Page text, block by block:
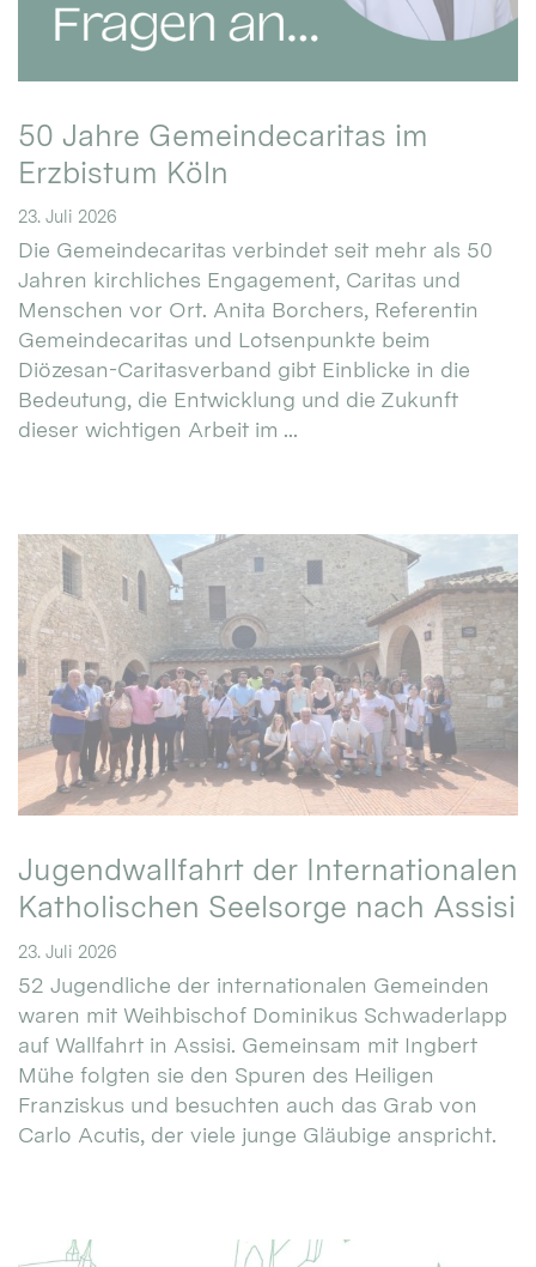
50 Jahre Gemeindecaritas im
Erzbistum Köln
23. Juli 2026
Die Gemeindecaritas verbindet seit mehr als 50
Jahren kirchliches Engagement, Caritas und
Menschen vor Ort. Anita Borchers, Referentin
Gemeindecaritas und Lotsenpunkte beim
Diözesan-Caritasverband gibt Einblicke in die
Bedeutung, die Entwicklung und die Zukunft
dieser wichtigen Arbeit im ...
Jugendwallfahrt der Internationalen
Katholischen Seelsorge nach Assisi
23. Juli 2026
52 Jugendliche der internationalen Gemeinden
waren mit Weihbischof Dominikus Schwaderlapp
auf Wallfahrt in Assisi. Gemeinsam mit Ingbert
Mühe folgten sie den Spuren des Heiligen
Franziskus und besuchten auch das Grab von
Carlo Acutis, der viele junge Gläubige anspricht.